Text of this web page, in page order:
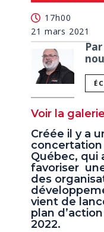
17h00
21 mars 2021
Voir la
Créée il y a
Québec, qui
favoriser
des
vient de
plan
2022.